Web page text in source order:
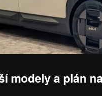
modely a plán